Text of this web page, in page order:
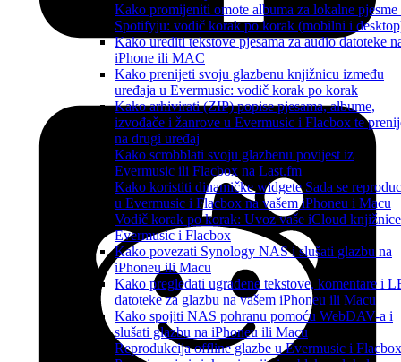
Kako promijeniti omote albuma za lokalne pjesme
Spotifyju: vodič korak po korak (mobilni i
Kako urediti tekstove pjesama za audio datoteke
iPhone ili MAC
Kako prenijeti svoju glazbenu knjižnicu između
uređaja u Evermusic: vodič korak po korak
Kako arhivirati (ZIP) popise pjesama, albume,
izvođače i žanrove u Evermusic i Flacbox te
na drugi uređaj
Kako scrobblati svoju glazbenu povijest iz
Evermusic ili Flacbox na Last.fm
Kako koristiti dinamičke widgete Sada se
u Evermusic i Flacbox na vašem iPhoneu i Macu
Vodič korak po korak: Uvoz vaše iCloud
Evermusic i Flacbox
Kako povezati Synology NAS i slušati glazbu na
iPhoneu ili Macu
Kako pregledati ugrađene tekstove, komentare i
datoteke za glazbu na vašem iPhoneu ili Macu
Kako spojiti NAS pohranu pomoću WebDAV-a i
slušati glazbu na iPhoneu ili Macu
Reprodukcija offline glazbe u Evermusic i